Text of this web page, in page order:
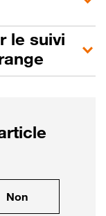
le suivi
Non, cet article ne